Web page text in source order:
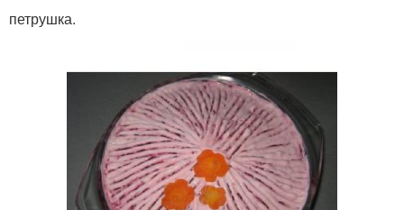
петрушка.